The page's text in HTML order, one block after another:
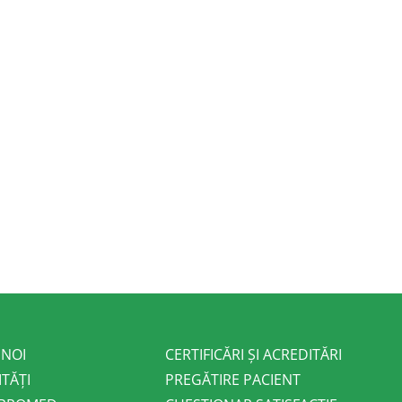
CERTIFICĂRI ȘI ACREDITĂRI
PREGĂTIRE PACIENT